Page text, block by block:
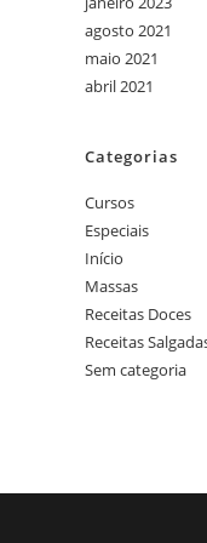
agosto 2021
maio 2021
abril 2021
Categorias
Cursos
Especiais
Início
Massas
Receitas Doces
Receitas
Sem categoria